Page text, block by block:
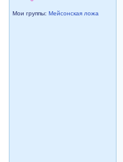
Мои группы:Мейсонская ложа